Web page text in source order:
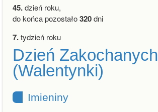
45.dzień roku,
do końca pozostało320dni
7.tydzień roku
Dzień Zakochanych
(Walentynki)
Imieniny